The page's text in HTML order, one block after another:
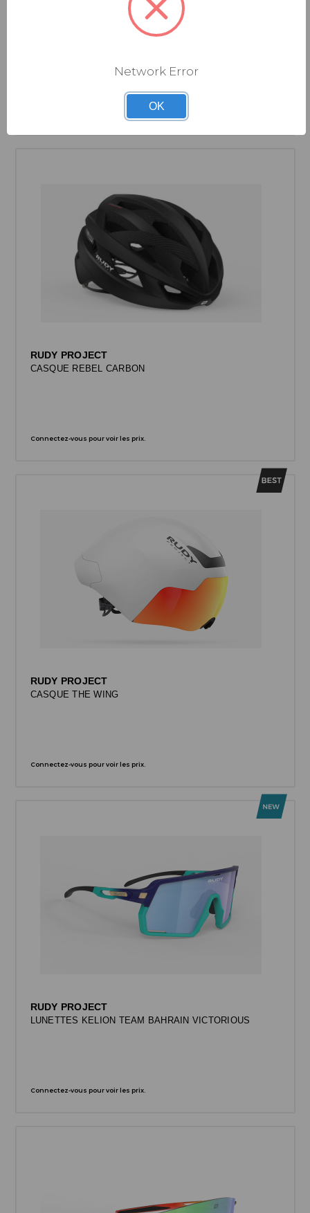
RUDY PROJECT
CASQUE REBEL CARBON
Connectez-vous pour voir les prix.
RUDY PROJECT
CASQUE THE WING
Connectez-vous pour voir les prix.
RUDY PROJECT
LUNETTES KELION TEAM BAHRAIN VICTORIOUS
Connectez-vous pour voir les prix.
Network Error
OK